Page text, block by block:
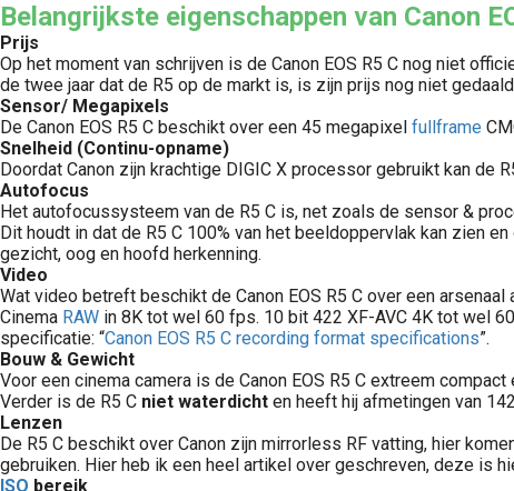
Belangrijkste eigenschappen van Canon
Prijs
Op het moment van schrijven is de Canon EOS R5 C nog niet
de twee jaar dat de R5 op de markt is, is zijn prijs nog niet
Sensor/ Megapixels
De Canon EOS R5 C beschikt over een 45 megapixel fullframe
Snelheid (Continu-opname)
Doordat Canon zijn krachtige DIGIC X processor gebruikt kan de
Autofocus
Het autofocussysteem van de R5 C is, net zoals de sensor &
Dit houdt in dat de R5 C 100% van het beeldoppervlak kan zien
gezicht, oog en hoofd herkenning.
Video
Wat video betreft beschikt de Canon EOS R5 C over een
Cinema RAW in 8K tot wel 60 fps. 10 bit 422 XF-AVC 4K tot wel
specificatie: “Canon EOS R5 C recording format specifications”.
Bouw & Gewicht
Voor een cinema camera is de Canon EOS R5 C extreem
Verder is de R5 C niet waterdicht en heeft hij afmetingen van
Lenzen
De R5 C beschikt over Canon zijn mirrorless RF vatting, hier
gebruiken. Hier heb ik een heel artikel over geschreven, deze is
ISO bereik